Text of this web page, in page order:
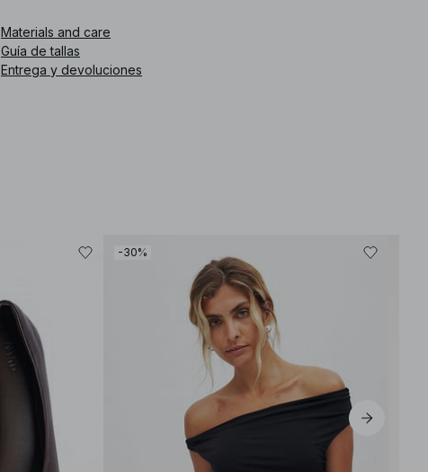
Materials and care
Guía de tallas
Entrega y devoluciones
-30%